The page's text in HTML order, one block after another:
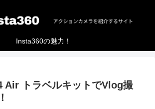
Insta360の魅力！
Air トラベルキットでVlog撮